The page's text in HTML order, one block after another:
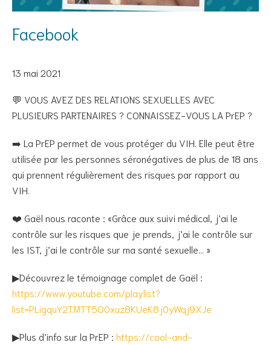
Facebook
13 mai 2021
💬 VOUS AVEZ DES RELATIONS SEXUELLES AVEC
PLUSIEURS PARTENAIRES ? CONNAISSEZ-VOUS LA PrEP ?
➡️ La PrEP permet de vous protéger du VIH. Elle peut être
utilisée par les personnes séronégatives de plus de 18 ans
qui prennent régulièrement des risques par rapport au
VIH.
❤️ Gaël nous raconte : «Grâce aux suivi médical, j’ai le
contrôle sur les risques que je prends, j’ai le contrôle sur
les IST, j’ai le contrôle sur ma santé sexuelle… »
▶Découvrez le témoignage complet de Gaël :
https://www.youtube.com/playlist?
list=PLigquY2TMTT5O0xuz8KUeK8j0yWqj9XJe
▶Plus d’info sur la PrEP : https://cool-and-